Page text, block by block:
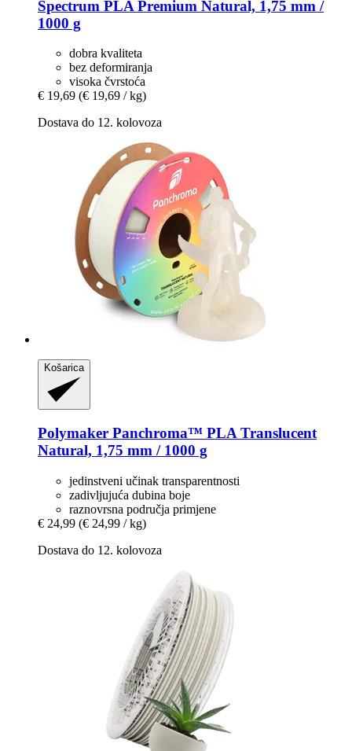
Spectrum PLA Premium Natural, 1,75 mm /
1000 g
dobra kvaliteta
bez deformiranja
visoka čvrstoća
€ 19,69 (€ 19,69 / kg)
Dostava do 12. kolovoza
Košarica
Polymaker Panchroma™ PLA Translucent
Natural, 1,75 mm / 1000 g
jedinstveni učinak transparentnosti
zadivljujuća dubina boje
raznovrsna područja primjene
€ 24,99 (€ 24,99 / kg)
Dostava do 12. kolovoza